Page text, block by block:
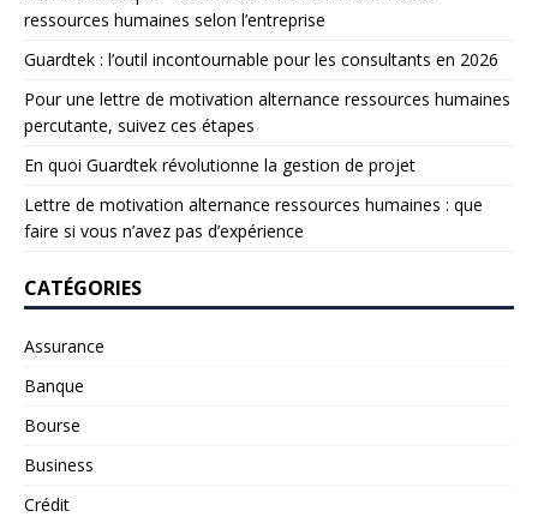
ressources humaines selon l’entreprise
Guardtek : l’outil incontournable pour les consultants en 2026
Pour une lettre de motivation alternance ressources humaines
percutante, suivez ces étapes
En quoi Guardtek révolutionne la gestion de projet
Lettre de motivation alternance ressources humaines : que
faire si vous n’avez pas d’expérience
CATÉGORIES
Assurance
Banque
Bourse
Business
Crédit